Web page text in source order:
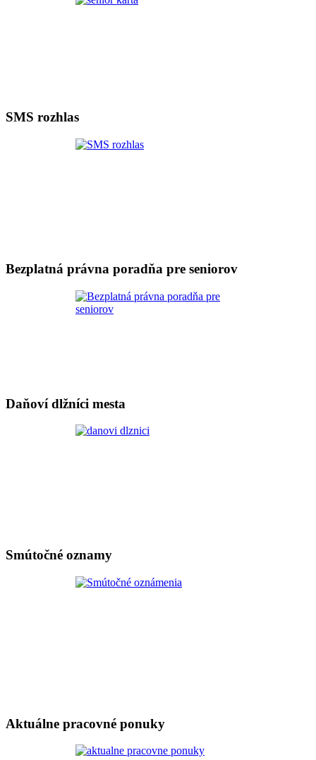
SMS rozhlas
Bezplatná právna poradňa pre seniorov
Daňoví dlžníci mesta
Smútočné oznamy
Aktuálne pracovné ponuky